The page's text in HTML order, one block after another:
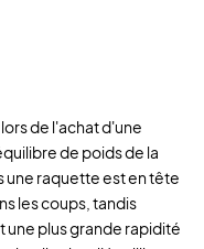
de l'achat d'une
de poids de la
une raquette est en tête
les coups, tandis
plus grande rapidité